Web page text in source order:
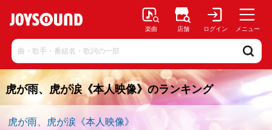
楽曲 店舗 ログイン メニュー
虎が雨、虎が涙《本人映像》のランキング
虎が雨、虎が涙《本人映像》